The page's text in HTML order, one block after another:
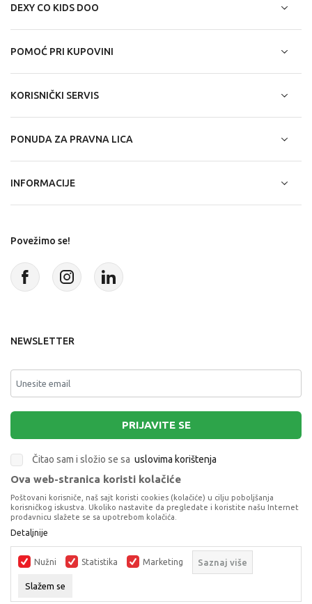
CERDA KUPACE GACE BABY SHARK
KUPAĆI KOSTIM
DEXY CO KIDS DOO
POMOĆ PRI KUPOVINI
KORISNIČKI SERVIS
PONUDA ZA PRAVNA LICA
INFORMACIJE
Povežimo se!
NEWSLETTER
PRIJAVITE SE
Čitao sam i složio se sa uslovima korištenja
Terms of Serviceapply.
Ova web-stranica koristi kolačiće
Poštovani korisniče, naš sajt koristi cookies (kolačiće) u cilju poboljšanja
korisničkog iskustva. Ukoliko nastavite da pregledate i koristite našu Internet
prodavnicu slažete se sa upotrebom kolačića.
Detaljnije
Nužni Statistika Marketing Saznaj više
Slažem se